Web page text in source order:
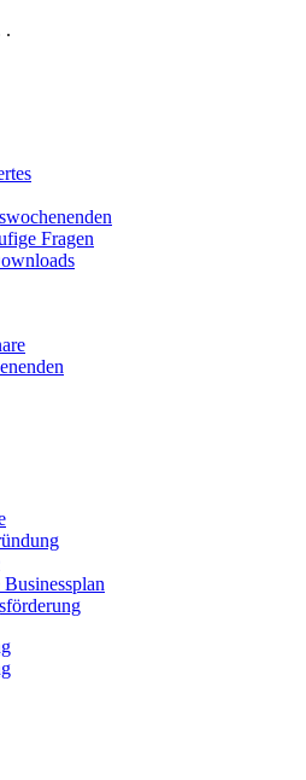
.
Fragen